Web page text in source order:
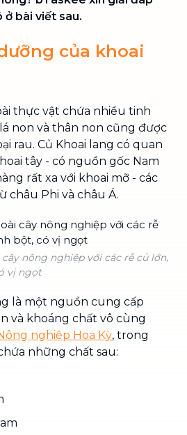
bài viết sau.
của khoai
thực vật chứa nhiều tinh
non và thân non cũng được
rau. Củ Khoai lang có quan
tây - có nguồn gốc Nam
rất xa với khoai mỡ - các
châu Phi và châu Á.
nông nghiệp với các rễ củ lớn,
vị ngọt
là một nguồn cung cấp
và khoáng chất vô cùng
nghiệp Hoa Kỳ, trong
những chất sau: